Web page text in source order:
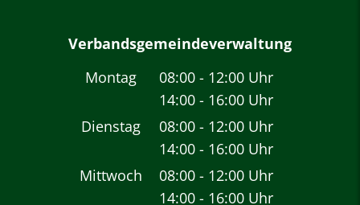
Verbandsgemeindeverwaltung
Montag
08:00 - 12:00 Uhr
Von 08:00 bis 12:00
14:00 - 16:00 Uhr
Von 14:00 bis 16:00
Dienstag 08:00 - 12:00 Uhr
Von 08:00 bis 12:00
14:00 - 16:00 Uhr
Von 14:00 bis 16:00
Mittwoch 08:00 - 12:00 Uhr
Von 08:00 bis 12:00
14:00 - 16:00 Uhr